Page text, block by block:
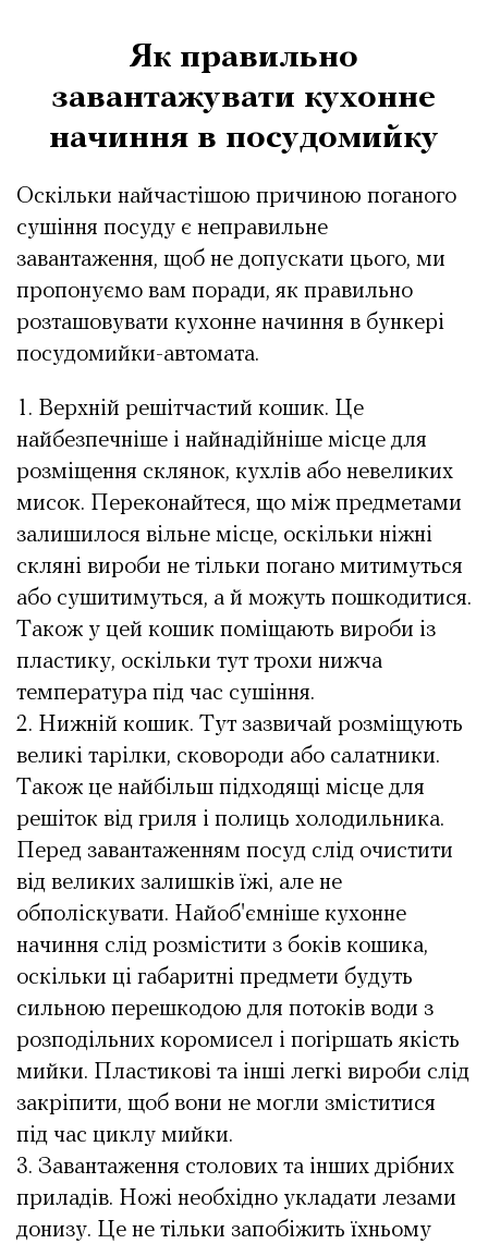
Як правильно
завантажувати кухонне
начиння в посудомийку
Оскільки найчастішою причиною поганого
сушіння посуду є неправильне
завантаження, щоб не допускати цього, ми
пропонуємо вам поради, як правильно
розташовувати кухонне начиння в бункері
посудомийки-автомата.
Верхній решітчастий кошик. Це
найбезпечніше і найнадійніше місце для
розміщення склянок, кухлів або невеликих
мисок. Переконайтеся, що між предметами
залишилося вільне місце, оскільки ніжні
скляні вироби не тільки погано митимуться
або сушитимуться, а й можуть пошкодитися.
Також у цей кошик поміщають вироби із
пластику, оскільки тут трохи нижча
температура під час сушіння.
Нижній кошик. Тут зазвичай розміщують
великі тарілки, сковороди або салатники.
Також це найбільш підходящі місце для
решіток від гриля і полиць холодильника.
Перед завантаженням посуд слід очистити
від великих залишків їжі, але не
обполіскувати. Найоб'ємніше кухонне
начиння слід розмістити з боків кошика,
оскільки ці габаритні предмети будуть
сильною перешкодою для потоків води з
розподільних коромисел і погіршать якість
мийки. Пластикові та інші легкі вироби слід
закріпити, щоб вони не могли зміститися
під час циклу мийки.
Завантаження столових та інших дрібних
приладів. Ножі необхідно укладати лезами
донизу. Це не тільки запобіжить їхньому